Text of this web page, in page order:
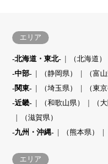
エリア
-北海道・東北- （北海道）
-中部-
（静岡県） （富山
-関東-
（埼玉県） （東京
-近畿-
（和歌山県） （
（滋賀県）
-九州・沖縄-
（熊本県）
エリア